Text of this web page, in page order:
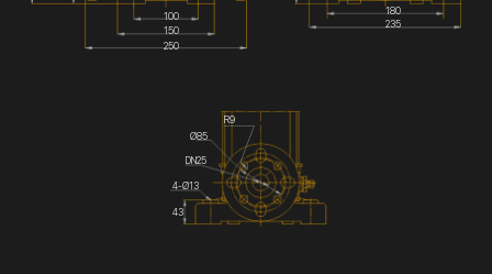
100
150
250
180
235
DN25
R9
Ø85
4-Ø13
43